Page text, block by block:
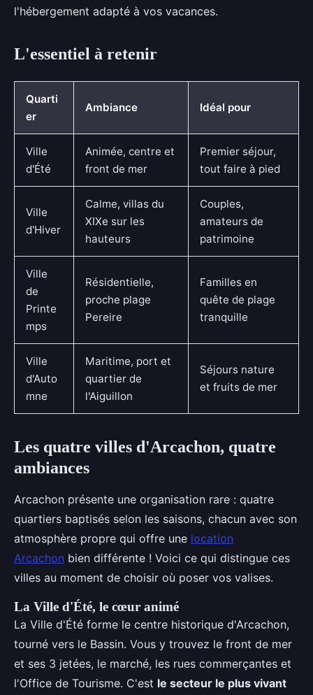
l'hébergement adapté à vos vacances.
L'essentiel à retenir
Quarti
er
Ambiance Idéal pour
Ville
d'Été
Animée, centre et
front de mer
Premier séjour,
tout faire à pied
Ville
d'Hiver
Calme, villas du
XIXe sur les
hauteurs
Couples,
amateurs de
patrimoine
Ville
de
Printe
mps
Résidentielle,
proche plage
Pereire
Familles en
quête de plage
tranquille
Ville
d'Auto
mne
Maritime, port et
quartier de
l'Aiguillon
Séjours nature
et fruits de mer
Les quatre villes d'Arcachon, quatre
ambiances
Arcachon présente une organisation rare : quatre
quartiers baptisés selon les saisons, chacun avec son
atmosphère propre qui offre une location
Arcachon bien différente ! Voici ce qui distingue ces
villes au moment de choisir où poser vos valises.
La Ville d'Été, le cœur animé
La Ville d'Été forme le centre historique d'Arcachon,
tourné vers le Bassin. Vous y trouvez le front de mer
et ses 3 jetées, le marché, les rues commerçantes et
l'Office de Tourisme. C'est le secteur le plus vivant